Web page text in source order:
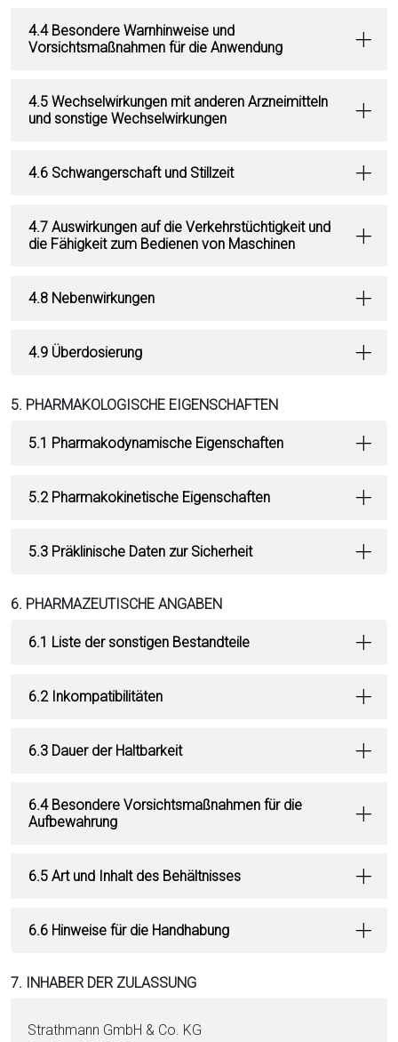
4.4 Besondere Warnhinweise und
Vorsichtsmaßnahmen für die Anwendung
4.5 Wechselwirkungen mit anderen Arzneimitteln
und sonstige Wechselwirkungen
4.6 Schwangerschaft und Stillzeit
4.7 Auswirkungen auf die Verkehrstüchtigkeit und
die Fähigkeit zum Bedienen von Maschinen
4.8 Nebenwirkungen
4.9 Überdosierung
5. PHARMAKOLOGISCHE EIGENSCHAFTEN
5.1 Pharmakodynamische Eigenschaften
5.2 Pharmakokinetische Eigenschaften
5.3 Präklinische Daten zur Sicherheit
6. PHARMAZEUTISCHE ANGABEN
6.1 Liste der sonstigen Bestandteile
6.2 Inkompatibilitäten
6.3 Dauer der Haltbarkeit
6.4 Besondere Vorsichtsmaßnahmen für die
Aufbewahrung
6.5 Art und Inhalt des Behältnisses
6.6 Hinweise für die Handhabung
7. INHABER DER ZULASSUNG
Strathmann GmbH & Co. KG